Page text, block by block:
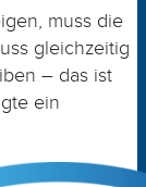
muss die
gleichzeitig
– das ist
ein